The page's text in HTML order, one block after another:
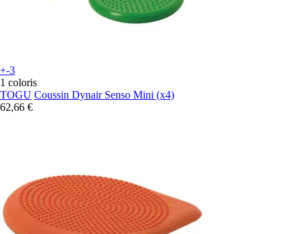
+-3
1 coloris
TOGU Coussin Dynair Senso Mini (x4)
62,66 €